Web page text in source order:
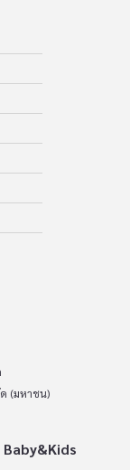
(มหาชน)